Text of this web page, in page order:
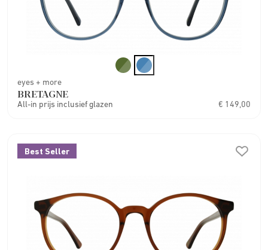
eyes + more
BRETAGNE
All-in prijs inclusief glazen € 149,00
Best Seller